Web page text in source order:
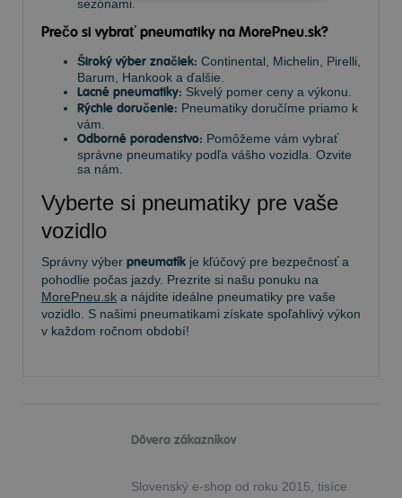
sezónami.
Prečo si vybrať pneumatiky na MorePneu.sk?
Široký výber značiek: Continental, Michelin, Pirelli,
Barum, Hankook a ďalšie.
Lacné pneumatiky: Skvelý pomer ceny a výkonu.
Rýchle doručenie: Pneumatiky doručíme priamo k
vám.
Odborné poradenstvo: Pomôžeme vám vybrať
správne pneumatiky podľa vášho vozidla. Ozvite
sa nám.
Vyberte si pneumatiky pre vaše
vozidlo
Správny výber pneumatík je kľúčový pre bezpečnosť a
pohodlie počas jazdy. Prezrite si našu ponuku na
MorePneu.sk a nájdite ideálne pneumatiky pre vaše
vozidlo. S našimi pneumatikami získate spoľahlivý výkon
v každom ročnom období!
Dôvera zákazníkov
Slovenský e-shop od roku 2015, tisíce